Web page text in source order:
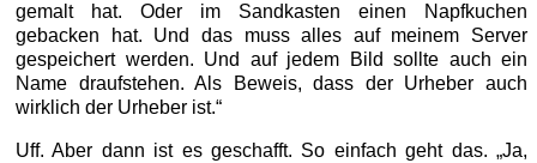
gemalt hat. Oder im Sandkasten einen Napfkuchen
gebacken hat. Und das muss alles auf meinem Server
gespeichert werden. Und auf jedem Bild sollte auch ein
Name draufstehen. Als Beweis, dass der Urheber auch
wirklich der Urheber ist.“
Uff. Aber dann ist es geschafft. So einfach geht das. „Ja,